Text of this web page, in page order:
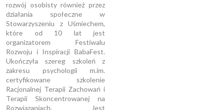
rozwój osobisty również przez
działania społeczne w
Stowarzyszeniu z Uśmiechem,
które od 10 lat jest
organizatorem Festiwalu
Rozwoju i Inspiracji BabaFest.
Ukończyła szereg szkoleń z
zakresu psychologii m.im.
certyfikowane szkolenie
Racjonalnej Terapii Zachowań i
Terapii Skoncentrowanej na
Rozwiązaniach. Jest